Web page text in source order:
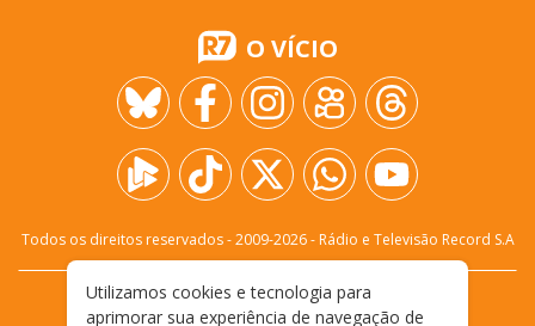
O VÍCIO
Todos os direitos reservados - 2009-2026- Rádio e Televisão Record S.A
FALE CONOSCO
PRIVACIDADE
Utilizamos cookies e tecnologia para
aprimorar sua experiência de navegação de